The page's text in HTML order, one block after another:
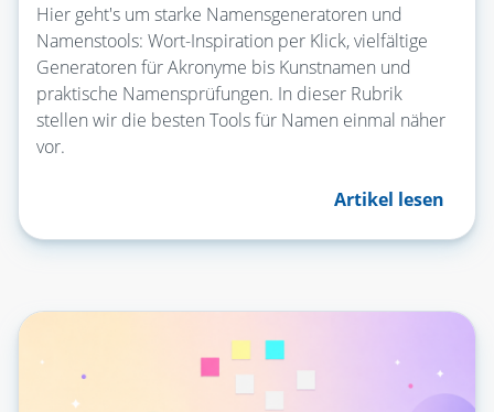
Hier geht's um starke Namensgeneratoren und
Namenstools: Wort-Inspiration per Klick, vielfältige
Generatoren für Akronyme bis Kunstnamen und
praktische Namensprüfungen. In dieser Rubrik
stellen wir die besten Tools für Namen einmal näher
vor.
Artikel lesen